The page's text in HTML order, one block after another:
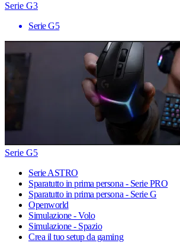
Serie G3
Serie G5
Serie G5
Serie ASTRO
Sparatutto in prima persona - Serie PRO
Sparatutto in prima persona - Serie G
Openworld
Simulazione - Volo
Simulazione - Spazio
Crea il tuo setup da gaming